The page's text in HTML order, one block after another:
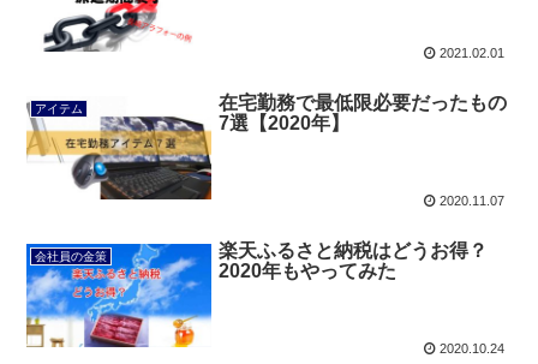
2021.02.01
アイテム
在宅勤務で最低限必要だったもの
7選【2020年】
2020.11.07
会社員の金策
楽天ふるさと納税はどうお得？
2020年もやってみた
2020.10.24